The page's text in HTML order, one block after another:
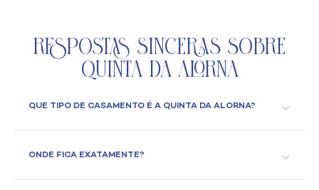
Respostas Sinceras Sobre
Quinta da Alorna
QUE TIPO DE CASAMENTO É A QUINTA DA ALORNA?
ONDE FICA EXATAMENTE?